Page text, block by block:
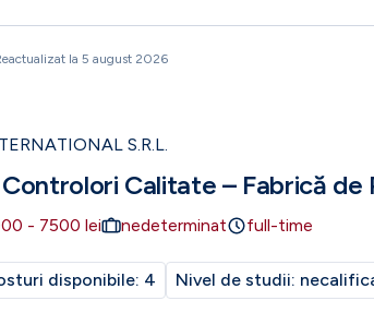
la 5 august 2026
S.R.L.
Calitate – Fabrică de
- 7500 lei nedeterminat full-time
disponibile: 4 Nivel de studii: